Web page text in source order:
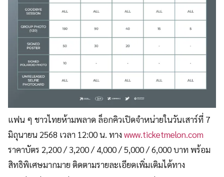
แฟน ๆ ชาวไทยห้ามพลาด ล็อกคิวเปิดจำหน่ายในวันเสาร์ที่ 7
มิถุนายน 2568 เวลา 12:00 น. ทางwww.ticketmelon.com
ราคาบัตร 2,200 / 3,200 / 4,000 / 5,000 / 6,000 บาท พร้อม
สิทธิพิเศษมากมาย ติดตามรายละเอียดเพิ่มเติมได้ทาง